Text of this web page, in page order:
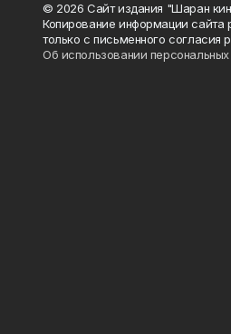
© 2026 Сайт издания "Шаран
Копирование информации сайта
только с письменного согласия
Об использовании